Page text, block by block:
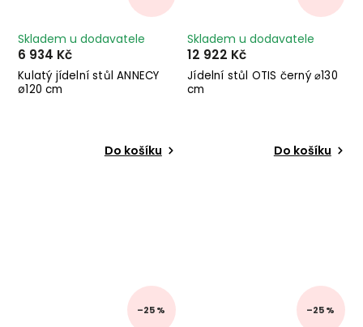
Kulatý jídelní stůl ANNECY
ø120 cm
Skladem u dodavatele
6 934 Kč
Do košíku
Jídelní stůl OTIS černý ⌀130
cm
Skladem u dodavatele
12 922 Kč
Do košíku
–25 % –25 %